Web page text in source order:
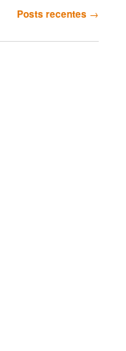
Posts recentes →